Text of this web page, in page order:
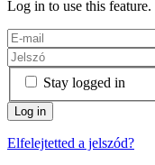
Log in to use this feature.
Stay logged in
Elfelejtetted a jelszód?